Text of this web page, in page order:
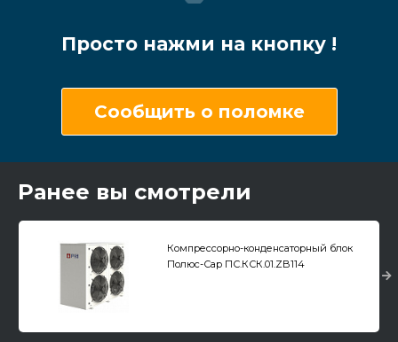
Просто нажми на кнопку !
Сообщить о поломке
Ранее вы смотрели
Компрессорно-конденсаторный блок
Полюс-Сар ПС.КСК.01.ZB114